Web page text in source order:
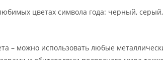
цветах символа года: черный,
– можно использовать любые